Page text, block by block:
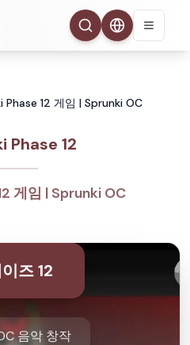
Phase 12 게임 | Sprunki OC
Phase 12
게임 | Sprunki OC
즈 12
음악 창작